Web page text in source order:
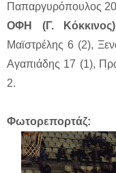
Παπαργυρόπουλος
ΟΦΗ (Γ.
Μαϊστρέλης 6 (2),
Αγαπιάδης 17 (1),
2.
Φωτορεπορτάζ: